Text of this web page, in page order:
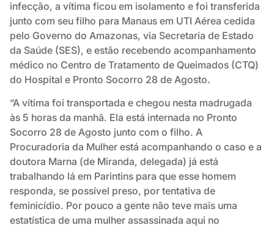
infecção, a vítima ficou em isolamento e foi transferida
junto com seu filho para Manaus em UTI Aérea cedida
pelo Governo do Amazonas, via Secretaria de Estado
da Saúde (SES), e estão recebendo acompanhamento
médico no Centro de Tratamento de Queimados (CTQ)
do Hospital e Pronto Socorro 28 de Agosto.
“A vítima foi transportada e chegou nesta madrugada
às 5 horas da manhã. Ela está internada no Pronto
Socorro 28 de Agosto junto com o filho. A
Procuradoria da Mulher está acompanhando o caso e a
doutora Marna (de Miranda, delegada) já está
trabalhando lá em Parintins para que esse homem
responda, se possível preso, por tentativa de
feminicídio. Por pouco a gente não teve mais uma
estatística de uma mulher assassinada aqui no